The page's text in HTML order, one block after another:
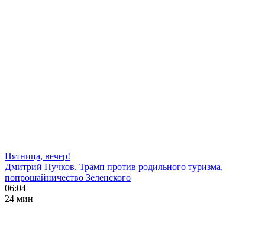
Пятница, вечер!
Дмитрий Пучков. Трамп против родильного туризма,
попрошайничество Зеленского
06:04
24 мин